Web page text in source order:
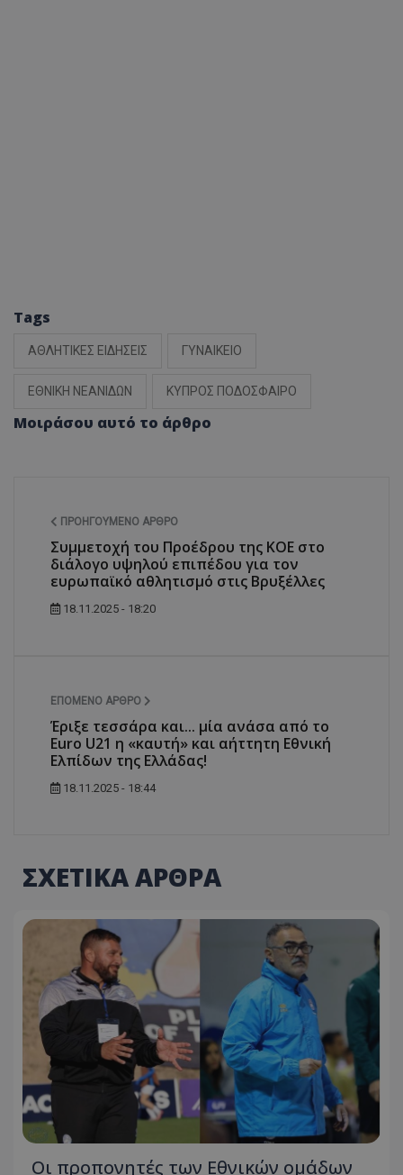
Tags
ΑΘΛΗΤΙΚΕΣ ΕΙΔΗΣΕΙΣ ΓΥΝΑΙΚΕΙΟ
ΕΘΝΙΚΗ ΝΕΑΝΙΔΩΝ ΚΥΠΡΟΣ ΠΟΔΟΣΦΑΙΡΟ
Μοιράσου αυτό το άρθρο
ΠΡΟΗΓΟΎΜΕΝΟ ΆΡΘΡΟ
Συμμετοχή του Προέδρου της ΚΟΕ στο
διάλογο υψηλού επιπέδου για τον
ευρωπαϊκό αθλητισμό στις Βρυξέλλες
18.11.2025 - 18:20
ΕΠΌΜΕΝΟ ΆΡΘΡΟ
Έριξε τεσσάρα και... μία ανάσα από το
Euro U21 η «καυτή» και αήττητη Εθνική
Ελπίδων της Ελλάδας!
18.11.2025 - 18:44
ΣΧΕΤΙΚΑ ΑΡΘΡΑ
Οι προπονητές των Εθνικών ομάδων